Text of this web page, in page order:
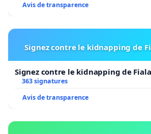
Avis de transparence
Signez contre le kidnapping de
Signez contre le kidnapping de
363 signatures
Avis de transparence